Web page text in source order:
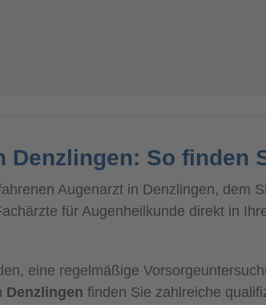
Denzlingen: So finden
Augenarzt in Denzlingen, dem
für Augenheilkunde direkt in
eine regelmäßige
Denzlingen finden Sie zahlreiche